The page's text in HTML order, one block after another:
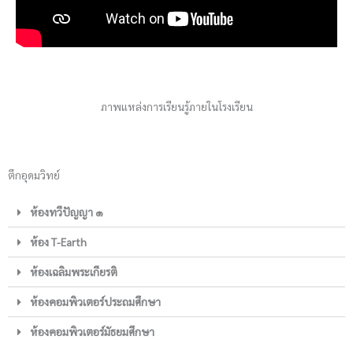
ภาพแหล่งการเรียนรู้ภายในโรงเรียน
ตึกอุดมวิทย์
ห้องทวีปัญญา ๑
ห้อง T-Earth
ห้องเฉลิมพระเกียรติ
ห้องคอมพิวเตอร์ประถมศึกษา
ห้องคอมพิวเตอร์มัธยมศึกษา